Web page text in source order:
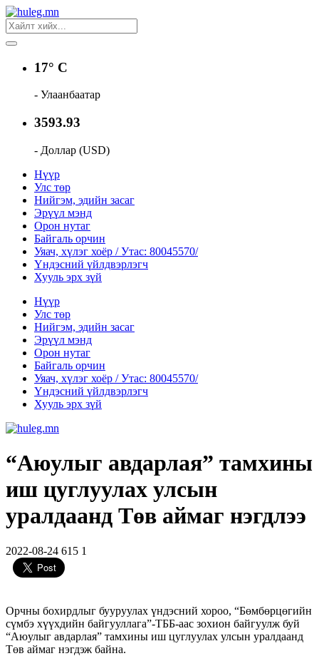
17° C
- Улаанбаатар
3593.93
- Доллар (USD)
Нүүр
Улс төр
Нийгэм, эдийн засаг
Эрүүл мэнд
Орон нутаг
Байгаль орчин
Уяач, хүлэг хоёр / Утас: 80045570/
Үндэсний үйлдвэрлэгч
Хууль эрх зүй
Нүүр
Улс төр
Нийгэм, эдийн засаг
Эрүүл мэнд
Орон нутаг
Байгаль орчин
Уяач, хүлэг хоёр / Утас: 80045570/
Үндэсний үйлдвэрлэгч
Хууль эрх зүй
“Аюулыг авдарлая” тамхины
иш цуглуулах улсын
уралдаанд Төв аймаг нэгдлээ
2022-08-24 615 1
Орчны бохирдлыг бууруулах үндэсний хороо, “Бөмбөрцөгийн
сүмбэ хүүхдийн байгууллага”-ТББ-аас зохион байгуулж буй
“Аюулыг авдарлая” тамхины иш цуглуулах улсын уралдаанд
Төв аймаг нэгдэж байна.